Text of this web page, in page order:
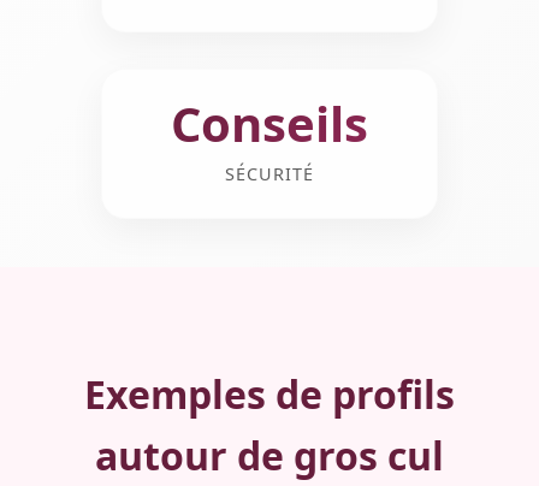
Conseils
SÉCURITÉ
Exemples de profils
autour de gros cul